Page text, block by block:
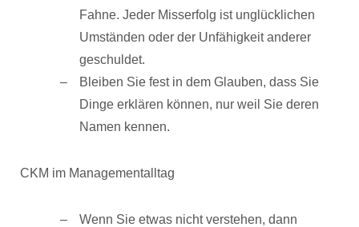
Fahne. Jeder Misserfolg ist unglücklichen
Umständen oder der Unfähigkeit anderer
geschuldet.
Bleiben Sie fest in dem Glauben, dass Sie
Dinge erklären können, nur weil Sie deren
Namen kennen.
CKM im Managementalltag
Wenn Sie etwas nicht verstehen, dann